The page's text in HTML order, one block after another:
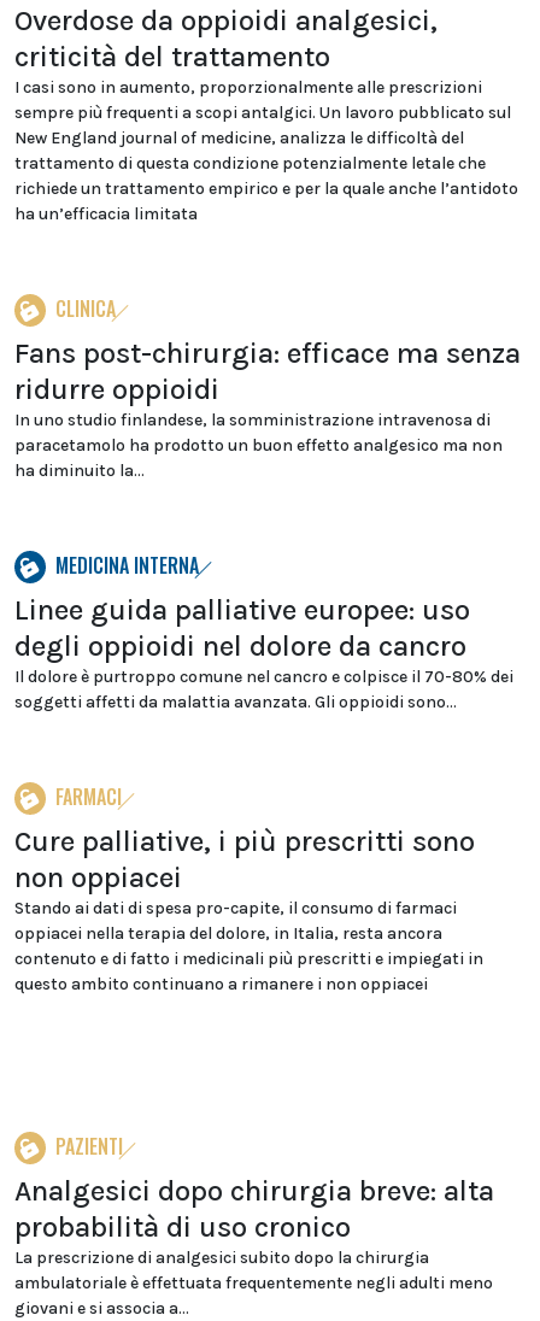
Overdose da oppioidi analgesici,
criticità del trattamento
I casi sono in aumento, proporzionalmente alle prescrizioni
sempre più frequenti a scopi antalgici. Un lavoro pubblicato sul
New England journal of medicine, analizza le difficoltà del
trattamento di questa condizione potenzialmente letale che
richiede un trattamento empirico e per la quale anche l’antidoto
ha un’efficacia limitata
CLINICA
Fans post-chirurgia: efficace ma senza
ridurre oppioidi
In uno studio finlandese, la somministrazione intravenosa di
paracetamolo ha prodotto un buon effetto analgesico ma non
ha diminuito la...
MEDICINA INTERNA
Linee guida palliative europee: uso
degli oppioidi nel dolore da cancro
Il dolore è purtroppo comune nel cancro e colpisce il 70-80% dei
soggetti affetti da malattia avanzata. Gli oppioidi sono...
FARMACI
Cure palliative, i più prescritti sono
non oppiacei
Stando ai dati di spesa pro-capite, il consumo di farmaci
oppiacei nella terapia del dolore, in Italia, resta ancora
contenuto e di fatto i medicinali più prescritti e impiegati in
questo ambito continuano a rimanere i non oppiacei
PAZIENTI
Analgesici dopo chirurgia breve: alta
probabilità di uso cronico
La prescrizione di analgesici subito dopo la chirurgia
ambulatoriale è effettuata frequentemente negli adulti meno
giovani e si associa a...